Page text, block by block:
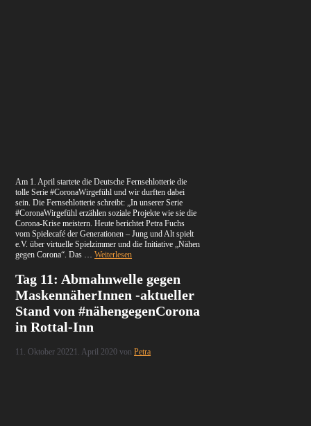
Am 1. April startete die Deutsche Fernsehlotterie die
tolle Serie #CoronaWirgefühl und wir durften dabei
sein. Die Fernsehlotterie schreibt: „In unserer Serie
#CoronaWirgefühl erzählen soziale Projekte wie sie die
Corona-Krise meistern. Heute berichtet Petra Fuchs
vom Spielecafé der Generationen – Jung und Alt spielt
e.V. über virtuelle Spielzimmer und die Initiative „Nähen
gegen Corona“. Das …Weiterlesen
Tag 11: Abmahnwelle gegen
MaskennäherInnen -aktueller
Stand von #nähengegenCorona
in Rottal-Inn
11. Oktober 20221. April 2020 vonPetra